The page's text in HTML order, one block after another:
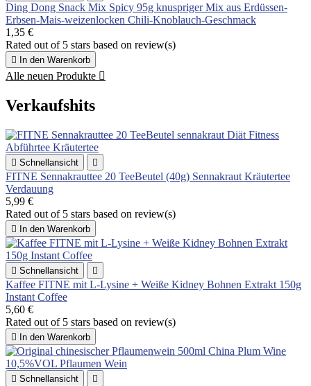
Ding Dong Snack Mix Spicy 95g knuspriger Mix aus Erdüssen-
Erbsen-Mais-weizenlocken Chili-Knoblauch-Geschmack
1,35 €
Rated out of 5 stars based on review(s)
 In den Warenkorb
Alle neuen Produkte 
Verkaufshits
 Schnellansicht 
FITNE Sennakrauttee 20 TeeBeutel (40g) Sennakraut Kräutertee
Verdauung
5,99 €
Rated out of 5 stars based on review(s)
 In den Warenkorb
 Schnellansicht 
Kaffee FITNE mit L-Lysine + Weiße Kidney Bohnen Extrakt 150g
Instant Coffee
5,60 €
Rated out of 5 stars based on review(s)
 In den Warenkorb
 Schnellansicht 